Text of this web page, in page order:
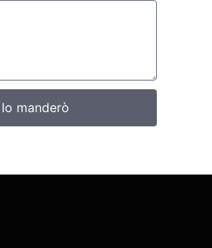
Io manderò